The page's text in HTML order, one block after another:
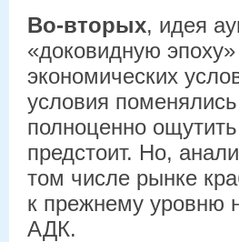
Во-вторых, идея
«доковидную
экономических
условия
полноценно
предстоит. Но,
том числе рынке
к прежнему уровню
АДК.